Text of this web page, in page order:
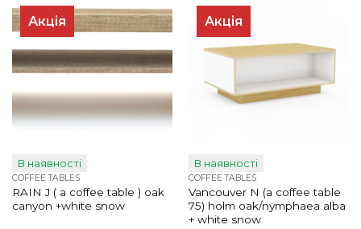
Акція
В наявності
COFFEE TABLES
RAIN J ( a coffee table ) oak
canyon +white snow
Акція
В наявності
COFFEE TABLES
Vancouver N (a coffee table
75) holm oak/nymphaea alba
+ white snow